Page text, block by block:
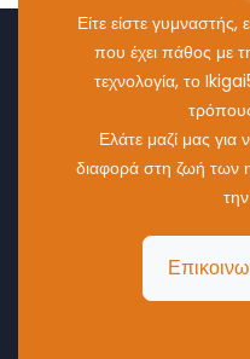
Είτε είστε γυμναστής,
που έχει πάθος με
τεχνολογία, το
Ελάτε μαζί μας για
διαφορά στη ζωή των